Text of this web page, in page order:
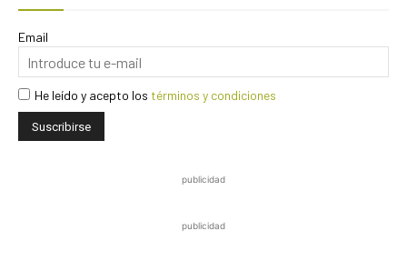
Email
He leído y acepto los términos y condiciones
publicidad
publicidad